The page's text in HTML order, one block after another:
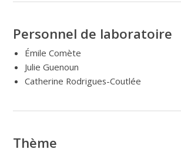
Personnel de laboratoire
Émile Comète
Julie Guenoun
Catherine Rodrigues-Coutlée
Thème